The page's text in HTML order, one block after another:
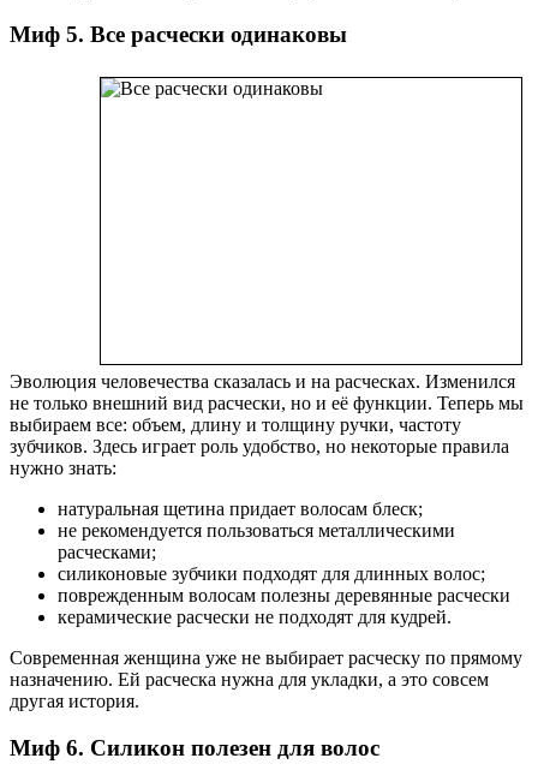
Миф 5. Все расчески одинаковы
Эволюция человечества сказалась и на расческах. Изменился
не только внешний вид расчески, но и её функции. Теперь мы
выбираем все: объем, длину и толщину ручки, частоту
зубчиков. Здесь играет роль удобство, но некоторые правила
нужно знать:
натуральная щетина придает волосам блеск;
не рекомендуется пользоваться металлическими
расческами;
силиконовые зубчики подходят для длинных волос;
поврежденным волосам полезны деревянные расчески
керамические расчески не подходят для кудрей.
Современная женщина уже не выбирает расческу по прямому
назначению. Ей расческа нужна для укладки, а это совсем
другая история.
Миф 6. Силикон полезен для волос